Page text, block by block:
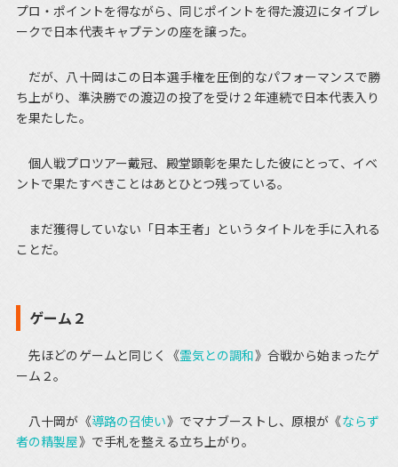
プロ・ポイントを得ながら、同じポイントを得た渡辺にタイブレ
ークで日本代表キャプテンの座を譲った。
だが、八十岡はこの日本選手権を圧倒的なパフォーマンスで勝
ち上がり、準決勝での渡辺の投了を受け２年連続で日本代表入り
を果たした。
個人戦プロツアー戴冠、殿堂顕彰を果たした彼にとって、イベ
ントで果たすべきことはあとひとつ残っている。
まだ獲得していない「日本王者」というタイトルを手に入れる
ことだ。
ゲーム２
先ほどのゲームと同じく《霊気との調和》合戦から始まったゲ
ーム２。
八十岡が《導路の召使い》でマナブーストし、原根が《ならず
者の精製屋》で手札を整える立ち上がり。